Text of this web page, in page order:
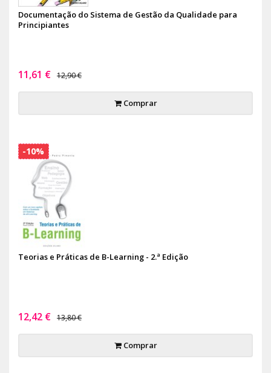
Documentação do Sistema de Gestão da Qualidade para
Principiantes
11,61 € 12,90 €
Comprar
Teorias e Práticas de B-Learning - 2.ª Edição
12,42 € 13,80 €
Comprar
-10%